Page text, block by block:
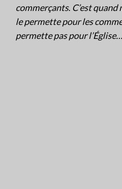
commerçants. C’est
le permette pour les
permette pas pour l’Église…